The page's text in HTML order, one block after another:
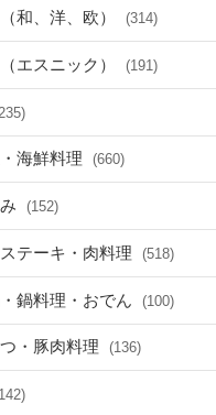
和、洋、欧） (314)
エスニック） (191)
海鮮料理 (660)
(152)
テーキ・肉料理 (518)
鍋料理・おでん (100)
・豚肉料理 (136)